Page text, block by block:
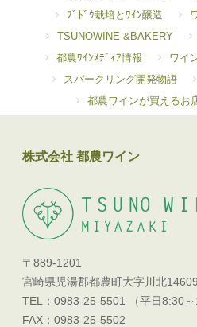
ﾌﾞﾄﾞｳ栽培とﾜｲﾝ醸造
TSUNOWINE &BAKERY
都農ﾜｲﾝﾒﾃﾞｨｱ情報
ワイ
スパークリング開発物語
都農ワインが買えるお
株式会社 都農ワイン
〒889-1201
宮崎県児湯郡都農町大字川北
TEL：0983-25-5501
（平日8:30
FAX：0983-25-5502